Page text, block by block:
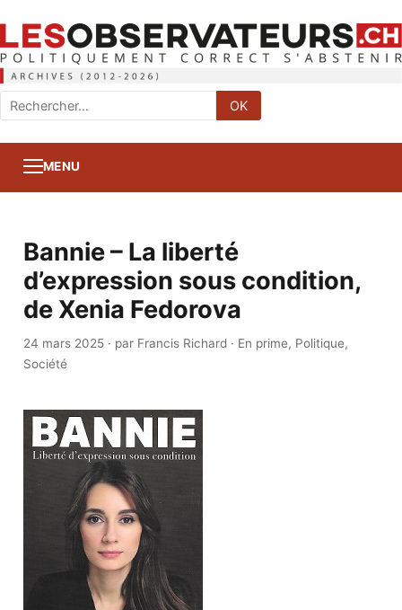
Rechercher
:
OK
MENU
Bannie – La liberté
d’expression sous condition,
de Xenia Fedorova
24 mars 2025· par Francis Richard· En prime, Politique,
Société